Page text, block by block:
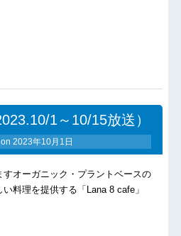
1～10/15放送）
2023年10月1日
オーガニック・プラントベースの
料理を提供する「Lana 8 cafe」